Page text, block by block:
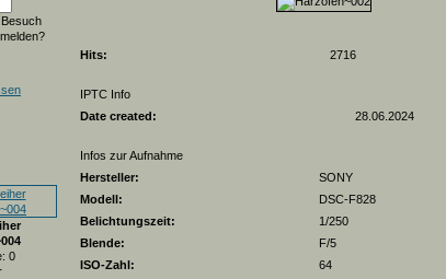
0
Hits: 2716
IPTC Info
Date created:
28.06.2024
Infos zur Aufnahme
Hersteller:
SONY
Modell:
DSC-F828
Belichtungszeit:
1/250
Blende:
F/5
ISO-Zahl:
64